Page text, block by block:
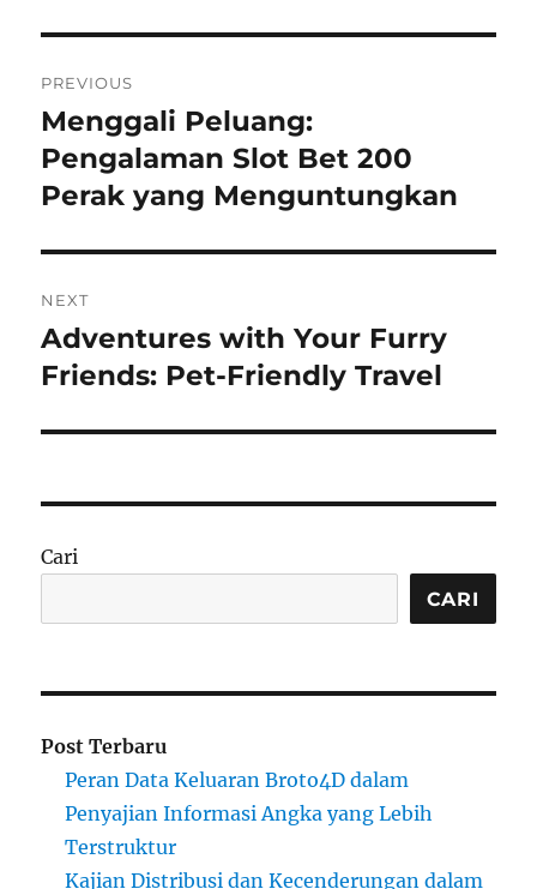
pos
PREVIOUS
Previous
post:
Menggali Peluang:
Pengalaman Slot Bet 200
Perak yang Menguntungkan
NEXT
Next
post:
Adventures with Your Furry
Friends: Pet-Friendly Travel
Cari
CARI
Post Terbaru
Peran Data Keluaran Broto4D dalam
Penyajian Informasi Angka yang Lebih
Terstruktur
Kajian Distribusi dan Kecenderungan dalam